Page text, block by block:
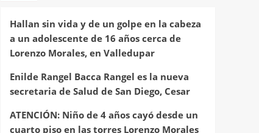
Hallan sin vida y de un golpe en la cabeza
a un adolescente de 16 años cerca de
Lorenzo Morales, en Valledupar
Enilde Rangel Bacca Rangel es la nueva
secretaria de Salud de San Diego, Cesar
ATENCIÓN: Niño de 4 años cayó desde un
cuarto piso en las torres Lorenzo Morales